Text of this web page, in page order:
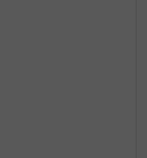
Son credo :
– pas un mot de
sur des sols
et des
d'altitude.